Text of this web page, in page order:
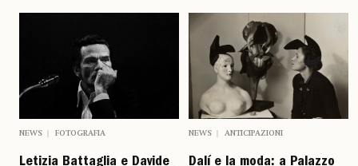
NEWS FOTOGRAFIA
Letizia Battaglia e Davide
NEWS ANTICIPAZIONI
Dalí e la moda: a Palazzo